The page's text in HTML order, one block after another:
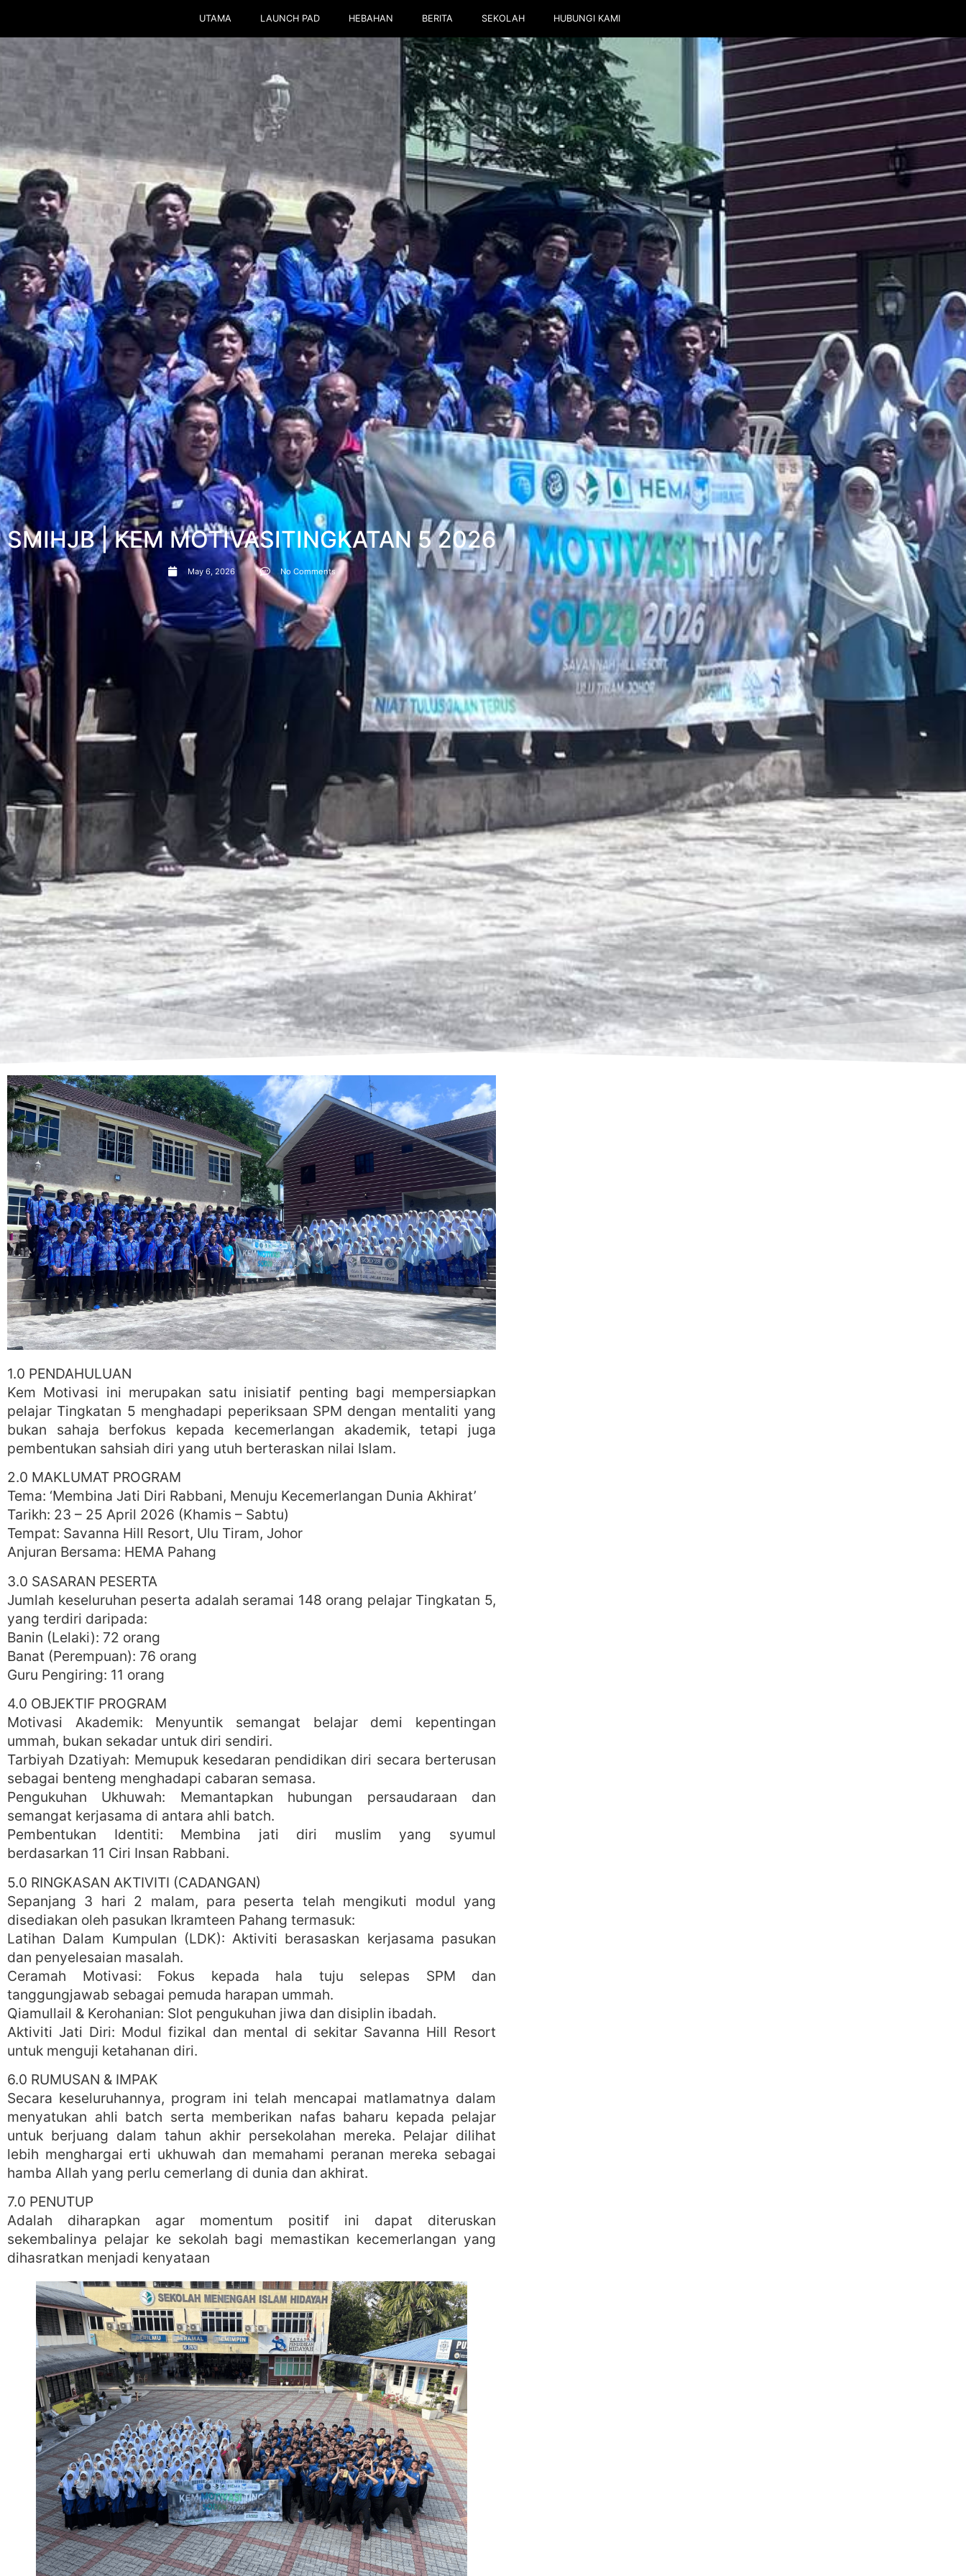
UTAMA LAUNCH PAD HEBAHAN BERITA SEKOLAH HUBUNGI KAMI
SMIHJB | KEM MOTIVASITINGKATAN 5 2026
May 6, 2026 No Comments
1.0 PENDAHULUAN
Kem Motivasi ini merupakan satu inisiatif penting bagi mempersiapkan
pelajar Tingkatan 5 menghadapi peperiksaan SPM dengan mentaliti yang
bukan sahaja berfokus kepada kecemerlangan akademik, tetapi juga
pembentukan sahsiah diri yang utuh berteraskan nilai Islam.
2.0 MAKLUMAT PROGRAM
Tema: ‘Membina Jati Diri Rabbani, Menuju Kecemerlangan Dunia Akhirat’
Tarikh: 23 – 25 April 2026 (Khamis – Sabtu)
Tempat: Savanna Hill Resort, Ulu Tiram, Johor
Anjuran Bersama: HEMA Pahang
3.0 SASARAN PESERTA
Jumlah keseluruhan peserta adalah seramai 148 orang pelajar Tingkatan 5,
yang terdiri daripada:
Banin (Lelaki): 72 orang
Banat (Perempuan): 76 orang
Guru Pengiring: 11 orang
4.0 OBJEKTIF PROGRAM
Motivasi Akademik: Menyuntik semangat belajar demi kepentingan
ummah, bukan sekadar untuk diri sendiri.
Tarbiyah Dzatiyah: Memupuk kesedaran pendidikan diri secara berterusan
sebagai benteng menghadapi cabaran semasa.
Pengukuhan Ukhuwah: Memantapkan hubungan persaudaraan dan
semangat kerjasama di antara ahli batch.
Pembentukan Identiti: Membina jati diri muslim yang syumul
berdasarkan 11 Ciri Insan Rabbani.
5.0 RINGKASAN AKTIVITI (CADANGAN)
Sepanjang 3 hari 2 malam, para peserta telah mengikuti modul yang
disediakan oleh pasukan Ikramteen Pahang termasuk:
Latihan Dalam Kumpulan (LDK): Aktiviti berasaskan kerjasama pasukan
dan penyelesaian masalah.
Ceramah Motivasi: Fokus kepada hala tuju selepas SPM dan
tanggungjawab sebagai pemuda harapan ummah.
Qiamullail & Kerohanian: Slot pengukuhan jiwa dan disiplin ibadah.
Aktiviti Jati Diri: Modul fizikal dan mental di sekitar Savanna Hill Resort
untuk menguji ketahanan diri.
6.0 RUMUSAN & IMPAK
Secara keseluruhannya, program ini telah mencapai matlamatnya dalam
menyatukan ahli batch serta memberikan nafas baharu kepada pelajar
untuk berjuang dalam tahun akhir persekolahan mereka. Pelajar dilihat
lebih menghargai erti ukhuwah dan memahami peranan mereka sebagai
hamba Allah yang perlu cemerlang di dunia dan akhirat.
7.0 PENUTUP
Adalah diharapkan agar momentum positif ini dapat diteruskan
sekembalinya pelajar ke sekolah bagi memastikan kecemerlangan yang
dihasratkan menjadi kenyataan